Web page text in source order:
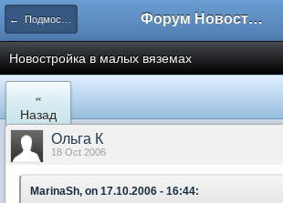
← Подмосковье Форум Новостройки
Новостройка в малых вяземах
«
Назад
Ольга К
18 Oct 2006
MarinaSh, on 17.10.2006 - 16:44: